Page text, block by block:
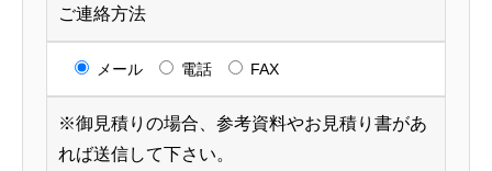
ご連絡方法
メール 電話 FAX
※御見積りの場合、参考資料やお見積り書があ
れば送信して下さい。